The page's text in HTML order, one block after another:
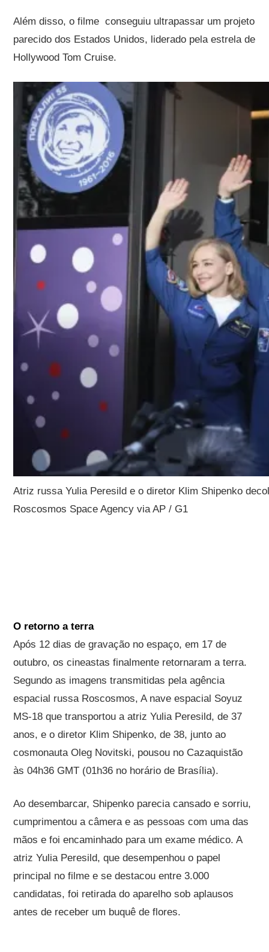
Além disso, o filme conseguiu ultrapassar um projeto
parecido dos Estados Unidos, liderado pela estrela de
Hollywood Tom Cruise.
Atriz russa Yulia Peresild e o diretor Klim Shipenko
Roscosmos Space Agency via AP / G1
O retorno a terra
Após 12 dias de gravação no espaço, em 17 de
outubro, os cineastas finalmente retornaram a terra.
Segundo as imagens transmitidas pela agência
espacial russa Roscosmos, A nave espacial Soyuz
MS-18 que transportou a atriz Yulia Peresild, de 37
anos, e o diretor Klim Shipenko, de 38, junto ao
cosmonauta Oleg Novitski, pousou no Cazaquistão
às 04h36 GMT (01h36 no horário de Brasília).
Ao desembarcar, Shipenko parecia cansado e sorriu,
cumprimentou a câmera e as pessoas com uma das
mãos e foi encaminhado para um exame médico. A
atriz Yulia Peresild, que desempenhou o papel
principal no filme e se destacou entre 3.000
candidatas, foi retirada do aparelho sob aplausos
antes de receber um buquê de flores.